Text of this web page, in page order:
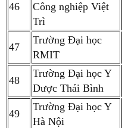
46
Công nghiệp Việt
Trì
47
Trường Đại học
RMIT
48
Trường Đại học Y
Dược Thái Bình
49
Trường Đại học Y
Hà Nội